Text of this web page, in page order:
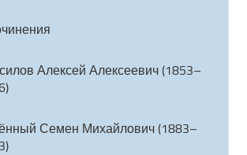
Алексей Алексеевич (1853–
Семен Михайлович (1883–